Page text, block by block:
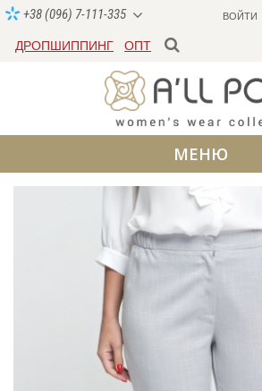
ВОЙТИ
+38 (096) 7-111-335
ДРОПШИППИНГ ОПТ
МЕНЮ